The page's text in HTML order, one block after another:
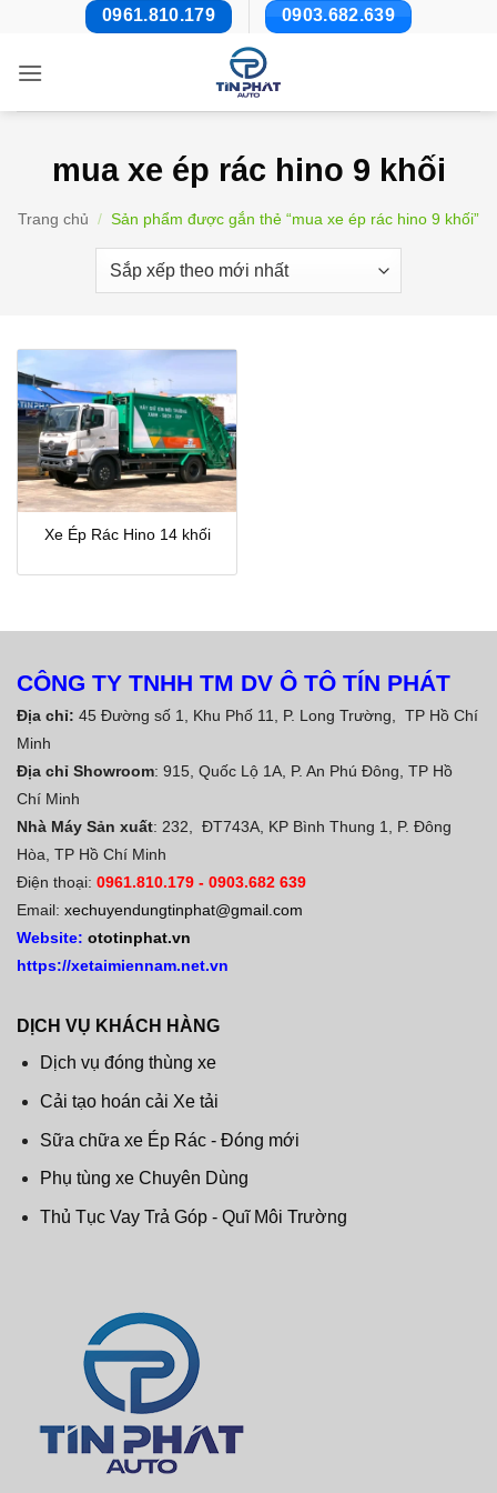
nội
0961.810.179 0903.682.639
mua xe ép rác hino 9 khối
Trang chủ / Sản phẩm được gắn thẻ “mua xe ép rác hino 9 khối”
Xe Ép Rác Hino 14 khối
CÔNG TY TNHH TM DV Ô TÔ TÍN PHÁT
Địa chỉ: 45 Đường số 1, Khu Phố 11, P. Long Trường, TP Hồ Chí
Minh
Địa chỉ Showroom: 915, Quốc Lộ 1A, P. An Phú Đông, TP Hồ
Chí Minh
Nhà Máy Sản xuất: 232, ĐT743A, KP Bình Thung 1, P. Đông
Hòa, TP Hồ Chí Minh
Điện thoại: 0961.810.179 - 0903.682 639
Email: xechuyendungtinphat@gmail.com
Website: ototinphat.vn
https://xetaimiennam.net.vn
DỊCH VỤ KHÁCH HÀNG
Dịch vụ đóng thùng xe
Cải tạo hoán cải Xe tải
Sữa chữa xe Ép Rác - Đóng mới
Phụ tùng xe Chuyên Dùng
Thủ Tục Vay Trả Góp - Quĩ Môi Trường